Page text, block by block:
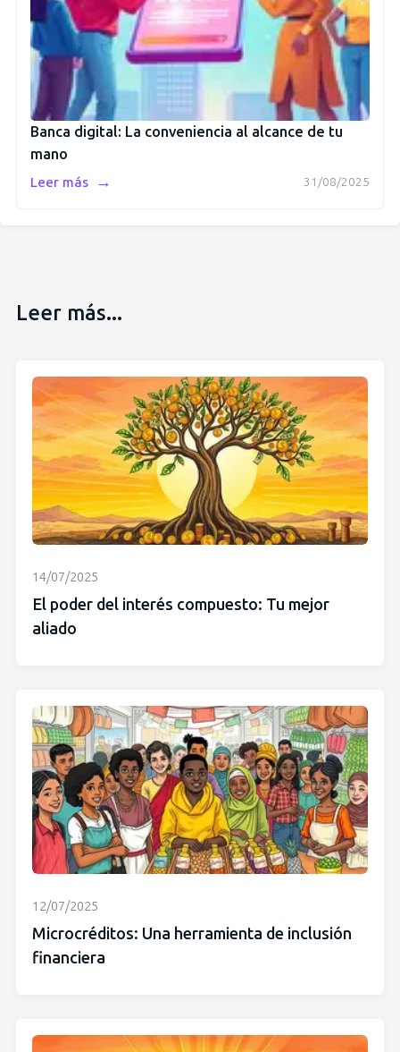
Banca digital: La conveniencia al alcance de tu
mano
31/08/2025
Leer más →
Leer más...
14/07/2025
El poder del interés compuesto: Tu mejor
aliado
12/07/2025
Microcréditos: Una herramienta de inclusión
financiera